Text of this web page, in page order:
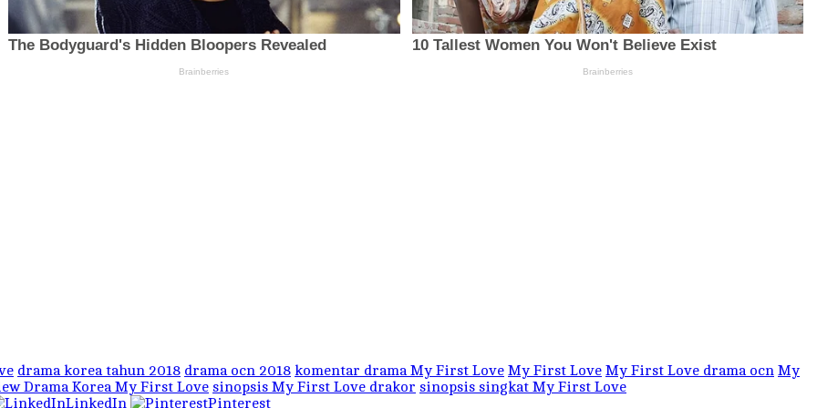
drama korea tahun 2018 drama ocn 2018 komentar drama My First Love My First Love My First Love drama ocn My
Drama Korea My First Love sinopsis My First Love drakor sinopsis singkat My First Love
LinkedIn Pinterest